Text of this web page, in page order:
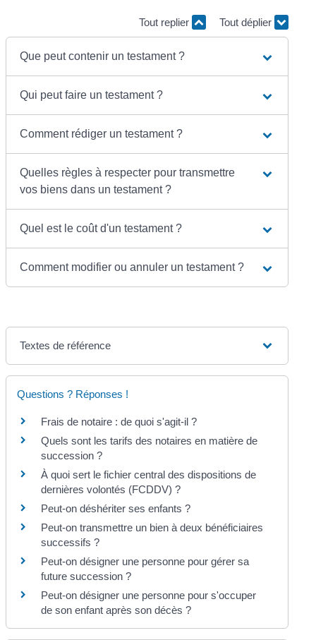
Tout replier Tout déplier
Que peut contenir un testament ?
Qui peut faire un testament ?
Comment rédiger un testament ?
Quelles règles à respecter pour transmettre
vos biens dans un testament ?
Quel est le coût d'un testament ?
Comment modifier ou annuler un testament ?
Textes de référence
Questions ? Réponses !
Frais de notaire : de quoi s'agit-il ?
Quels sont les tarifs des notaires en matière de
succession ?
À quoi sert le fichier central des dispositions de
dernières volontés (FCDDV) ?
Peut-on déshériter ses enfants ?
Peut-on transmettre un bien à deux bénéficiaires
successifs ?
Peut-on désigner une personne pour gérer sa
future succession ?
Peut-on désigner une personne pour s'occuper
de son enfant après son décès ?